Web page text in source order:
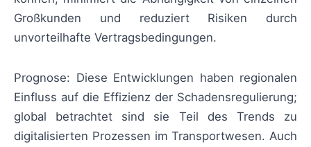
Großkunden und reduziert Risiken durch
unvorteilhafte Vertragsbedingungen.
Prognose: Diese Entwicklungen haben regionalen
Einfluss auf die Effizienz der Schadensregulierung;
global betrachtet sind sie Teil des Trends zu
digitalisierten Prozessen im Transportwesen. Auch